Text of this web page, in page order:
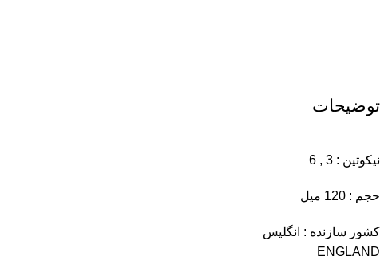
توضیحات
نیکوتین : 3 , 6
حجم : 120 میل
کشور سازنده : انگلیس
ENGLAND